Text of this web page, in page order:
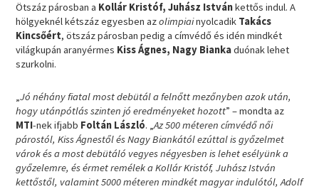
Ötszáz párosban a Kollár Kristóf, Juhász Istvánkettős indul. A
hölgyeknél kétszáz egyesben azolimpiainyolcadik Takács
Kincsőért, ötszáz párosban pedig a címvédő és idén mindkét
világkupán aranyérmes Kiss Ágnes, Nagy Biankaduónak lehet
szurkolni.
„Jó néhány fiatal most debütál a felnőtt mezőnyben azok után,
hogy utánpótlás szinten jó eredményeket hozott” – mondta az
MTI-nek ifjabb Foltán László. „Az 500 méteren címvédő női
párostól, Kiss Ágnestől és Nagy Biankától ezúttal is győzelmet
várok és a most debütáló vegyes négyesben is lehet esélyünk a
győzelemre, és érmet remélek a Kollár Kristóf, Juhász István
kettőstől, valamint 5000 méteren mindkét magyar indulótól, Adolf